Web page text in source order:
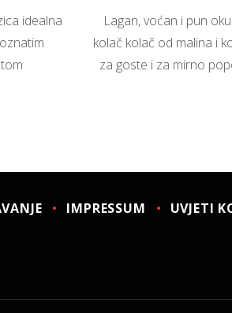
idealna
Lagan, voćan i pun
kolač kolač od malina i
za goste i za mirno
IMPRESSUM UVJETI